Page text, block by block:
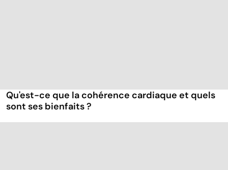
Qu'est-ce que la cohérence cardiaque et quels
sont ses bienfaits ?